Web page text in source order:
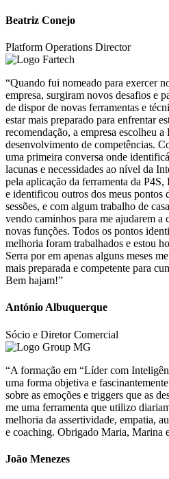
Beatriz Conejo
Platform Operations Director
“Quando fui nomeado para exercer
empresa, surgiram novos desafios e
de dispor de novas ferramentas e
estar mais preparado para enfrentar
recomendação, a empresa escolheu
desenvolvimento de competências.
uma primeira conversa onde
lacunas e necessidades ao nível da
pela aplicação da ferramenta da
e identificou outros dos meus pontos
sessões, e com algum trabalho de
vendo caminhos para me ajudarem a
novas funções. Todos os pontos
melhoria foram trabalhados e estou
Serra por em apenas alguns meses
mais preparada e competente para
Bem hajam!”
António Albuquerque
Sócio e Diretor Comercial
“A formação em “Líder com
uma forma objetiva e
sobre as emoções e triggers que as
me uma ferramenta que utilizo
melhoria da assertividade, empatia,
e coaching. Obrigado Maria, Marina
João Menezes